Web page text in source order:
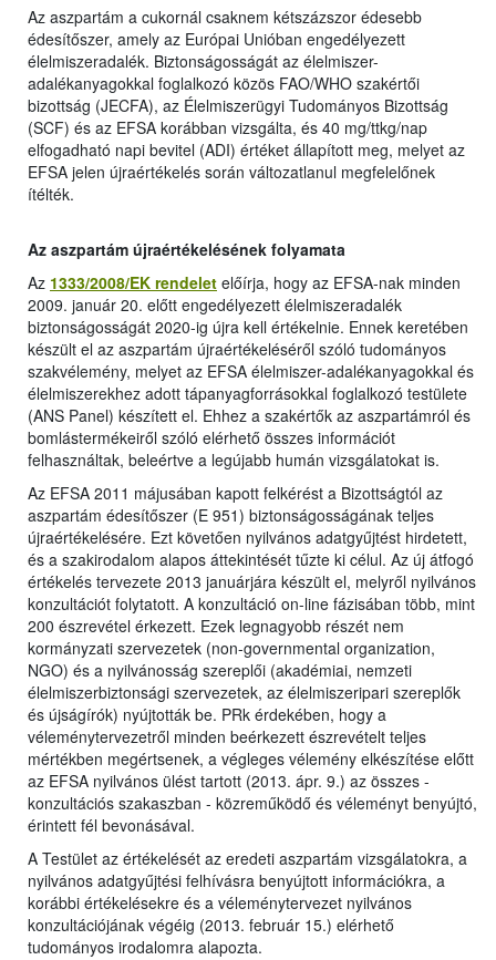
Az aszpartám a cukornál csaknem kétszázszor édesebb
édesítőszer, amely az Európai Unióban engedélyezett
élelmiszeradalék. Biztonságosságát az élelmiszer-
adalékanyagokkal foglalkozó közös FAO/WHO szakértői
bizottság (JECFA), az Élelmiszerügyi Tudományos Bizottság
(SCF) és az EFSA korábban vizsgálta, és 40 mg/ttkg/nap
elfogadható napi bevitel (ADI) értéket állapított meg, melyet az
EFSA jelen újraértékelés során változatlanul megfelelőnek
ítélték.
Az aszpartám újraértékelésének folyamata
Az 1333/2008/EK rendelet előírja, hogy az EFSA-nak minden
2009. január 20. előtt engedélyezett élelmiszeradalék
biztonságosságát 2020-ig újra kell értékelnie. Ennek keretében
készült el az aszpartám újraértékeléséről szóló tudományos
szakvélemény, melyet az EFSA élelmiszer-adalékanyagokkal és
élelmiszerekhez adott tápanyagforrásokkal foglalkozó testülete
(ANS Panel) készített el. Ehhez a szakértők az aszpartámról és
bomlástermékeiről szóló elérhető összes információt
felhasználtak, beleértve a legújabb humán vizsgálatokat is.
Az EFSA 2011 májusában kapott felkérést a Bizottságtól az
aszpartám édesítőszer (E 951) biztonságosságának teljes
újraértékelésére. Ezt követően nyilvános adatgyűjtést hirdetett,
és a szakirodalom alapos áttekintését tűzte ki célul. Az új átfogó
értékelés tervezete 2013 januárjára készült el, melyről nyilvános
konzultációt folytatott. A konzultáció on-line fázisában több, mint
200 észrevétel érkezett. Ezek legnagyobb részét nem
kormányzati szervezetek (non-governmental organization,
NGO) és a nyilvánosság szereplői (akadémiai, nemzeti
élelmiszerbiztonsági szervezetek, az élelmiszeripari szereplők
és újságírók) nyújtották be. PRk érdekében, hogy a
véleménytervezetről minden beérkezett észrevételt teljes
mértékben megértsenek, a végleges vélemény elkészítése előtt
az EFSA nyilvános ülést tartott (2013. ápr. 9.) az összes -
konzultációs szakaszban - közreműködő és véleményt benyújtó,
érintett fél bevonásával.
A Testület az értékelését az eredeti aszpartám vizsgálatokra, a
nyilvános adatgyűjtési felhívásra benyújtott információkra, a
korábbi értékelésekre és a véleménytervezet nyilvános
konzultációjának végéig (2013. február 15.) elérhető
tudományos irodalomra alapozta.